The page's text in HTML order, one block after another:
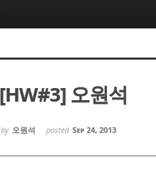
[HW#3] 오원석
by 오원석 posted Sep 24, 2013